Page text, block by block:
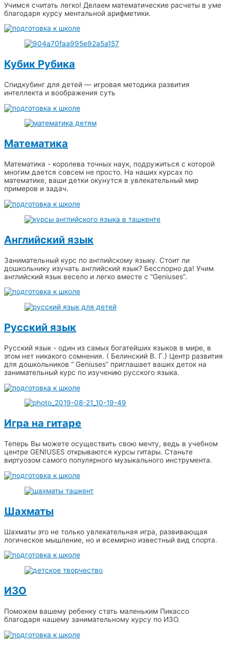
Учимся считать легко! Делаем математические расчеты в уме
благодаря курсу ментальной арифметики.
Кубик Рубика
Спидкубинг для детей — игровая методика развития
интеллекта и воображения суть
Математика
Математика - королева точных наук, подружиться с которой
многим дается совсем не просто. На наших курсах по
математике, ваши детки окунутся в увлекательный мир
примеров и задач.
Английский язык
Занимательный курс по английскому языку. Стоит ли
дошкольнику изучать английский язык? Бесспорно да! Учим
английский язык весело и легко вместе с “Geniuses”.
Русский язык
Русский язык - один из самых богатейших языков в мире, в
этом нет никакого сомнения. ( Белинский В. Г.) Центр развития
для дошкольников “ Geniuses” приглашает ваших деток на
занимательный курс по изучению русского языка.
Игра на гитаре
Теперь Вы можете осуществить свою мечту, ведь в учебном
центре GENIUSES открываются курсы гитары. Станьте
виртуозом самого популярного музыкального инструмента.
Шахматы
Шахматы это не только увлекательная игра, развивающая
логическое мышление, но и всемирно известный вид спорта.
ИЗО
Поможем вашему ребенку стать маленьким Пикассо
благодаря нашему занимательному курсу по ИЗО.